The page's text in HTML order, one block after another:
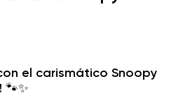
el carismático Snoopy